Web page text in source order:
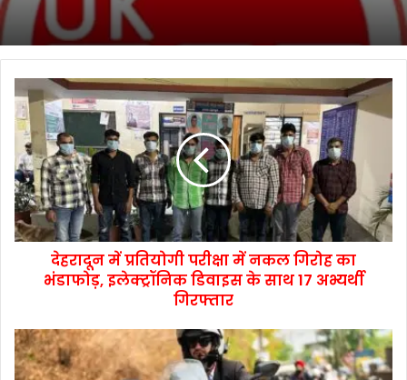
देहरादून में प्रतियोगी परीक्षा में नकल गिरोह का
भंडाफोड़, इलेक्ट्रॉनिक डिवाइस के साथ 17 अभ्यर्थी
गिरफ्तार